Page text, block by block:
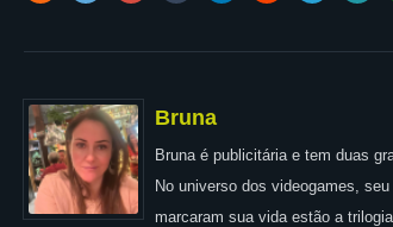
Bruna
Bruna é publicitária e tem duas
No universo dos videogames,
marcaram sua vida estão a